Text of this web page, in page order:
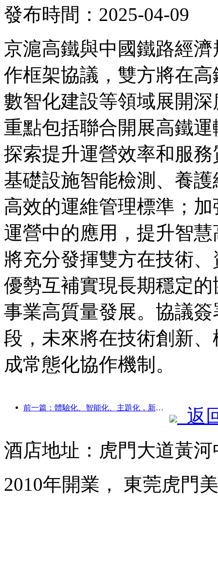
發布時間：2025-04-09
京滬高鐵與中國鐵路經
作框架協議，雙方將在
數智化建設等領域展開
重點包括聯合開展高鐵
探索提升運營效率和服
基礎設施智能檢測、養
高效的運維管理標準；
運營中的應用，提升智
將充分發揮雙方在技術
優勢互補實現長期穩定
事業高質量發展。協議
段，未來將在技術創新
成常態化協作機制。
前一篇：體驗化、智能化、主題化，新時代下的酒店破局之道
返
酒店地址：虎門大道黃
2010年開業， 東莞虎